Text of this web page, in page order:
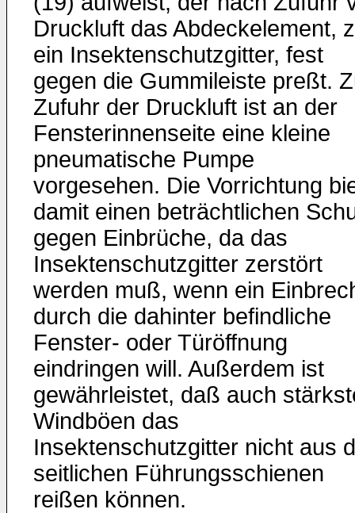
Druckluft das Abdeckelement,
ein Insektenschutzgitter, fest
gegen die Gummileiste preßt.
Zufuhr der Druckluft ist an der
Fensterinnenseite eine kleine
pneumatische Pumpe
vorgesehen. Die Vorrichtung
damit einen beträchtlichen
gegen Einbrüche, da das
Insektenschutzgitter zerstört
werden muß, wenn ein
durch die dahinter befindliche
Fenster- oder Türöffnung
eindringen will. Außerdem ist
gewährleistet, daß auch
Windböen das
Insektenschutzgitter nicht aus
seitlichen Führungsschienen
reißen können.